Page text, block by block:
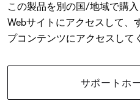
この製品を別の国/地域で購
Webサイトにアクセスして、
プコンテンツにアクセスして
サポートホ